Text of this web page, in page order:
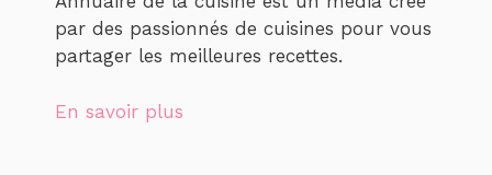
par des passionnés de cuisines pour vous
partager les meilleures recettes.
En savoir plus